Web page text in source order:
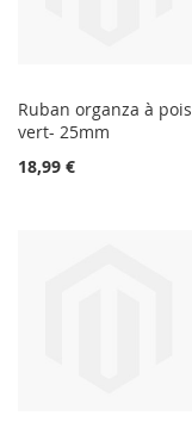
Ruban organza à pois
vert- 25mm
18,99 €